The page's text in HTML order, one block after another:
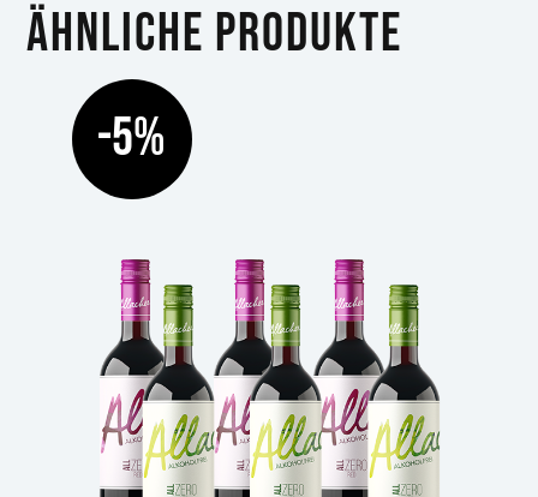
Ähnliche Produkte
-5%